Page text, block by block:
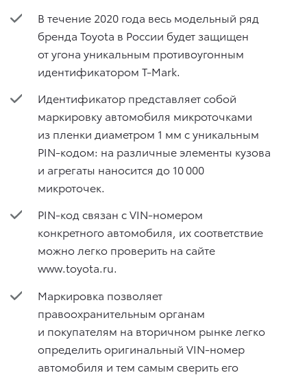
В течение 2020 года весь модельный ряд
бренда Toyota в России будет защищен
от угона уникальным противоугонным
идентификатором T-Mark.
Идентификатор представляет собой
маркировку автомобиля микроточками
из пленки диаметром 1 мм с уникальным
PIN-кодом: на различные элементы кузова
и агрегаты наносится до 10 000
микроточек.
PIN-код связан с VIN-номером
конкретного автомобиля, их соответствие
можно легко проверить на сайте
www.toyota.ru.
Маркировка позволяет
правоохранительным органам
и покупателям на вторичном рынке легко
определить оригинальный VIN-номер
автомобиля и тем самым сверить его